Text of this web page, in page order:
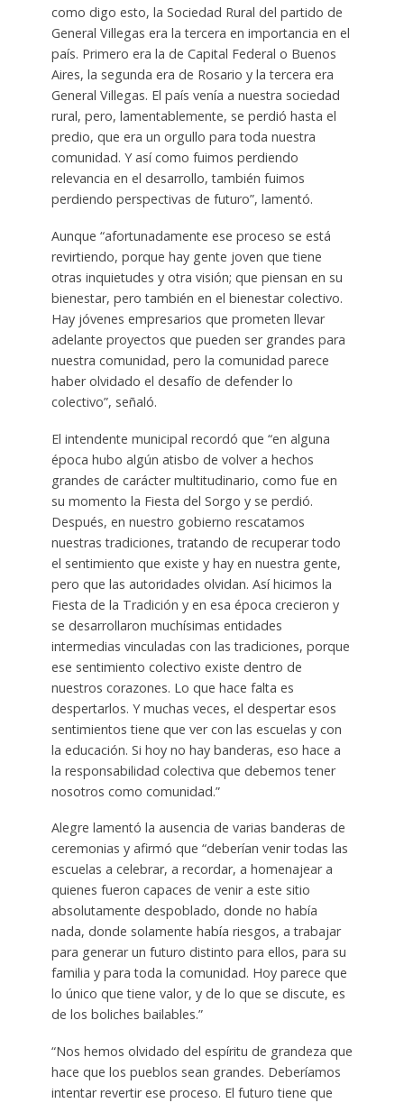
como digo esto, la Sociedad Rural del partido de
General Villegas era la tercera en importancia en el
país. Primero era la de Capital Federal o Buenos
Aires, la segunda era de Rosario y la tercera era
General Villegas. El país venía a nuestra sociedad
rural, pero, lamentablemente, se perdió hasta el
predio, que era un orgullo para toda nuestra
comunidad. Y así como fuimos perdiendo
relevancia en el desarrollo, también fuimos
perdiendo perspectivas de futuro”, lamentó.
Aunque “afortunadamente ese proceso se está
revirtiendo, porque hay gente joven que tiene
otras inquietudes y otra visión; que piensan en su
bienestar, pero también en el bienestar colectivo.
Hay jóvenes empresarios que prometen llevar
adelante proyectos que pueden ser grandes para
nuestra comunidad, pero la comunidad parece
haber olvidado el desafío de defender lo
colectivo”, señaló.
El intendente municipal recordó que “en alguna
época hubo algún atisbo de volver a hechos
grandes de carácter multitudinario, como fue en
su momento la Fiesta del Sorgo y se perdió.
Después, en nuestro gobierno rescatamos
nuestras tradiciones, tratando de recuperar todo
el sentimiento que existe y hay en nuestra gente,
pero que las autoridades olvidan. Así hicimos la
Fiesta de la Tradición y en esa época crecieron y
se desarrollaron muchísimas entidades
intermedias vinculadas con las tradiciones, porque
ese sentimiento colectivo existe dentro de
nuestros corazones. Lo que hace falta es
despertarlos. Y muchas veces, el despertar esos
sentimientos tiene que ver con las escuelas y con
la educación. Si hoy no hay banderas, eso hace a
la responsabilidad colectiva que debemos tener
nosotros como comunidad.”
Alegre lamentó la ausencia de varias banderas de
ceremonias y afirmó que “deberían venir todas las
escuelas a celebrar, a recordar, a homenajear a
quienes fueron capaces de venir a este sitio
absolutamente despoblado, donde no había
nada, donde solamente había riesgos, a trabajar
para generar un futuro distinto para ellos, para su
familia y para toda la comunidad. Hoy parece que
lo único que tiene valor, y de lo que se discute, es
de los boliches bailables.”
“Nos hemos olvidado del espíritu de grandeza que
hace que los pueblos sean grandes. Deberíamos
intentar revertir ese proceso. El futuro tiene que